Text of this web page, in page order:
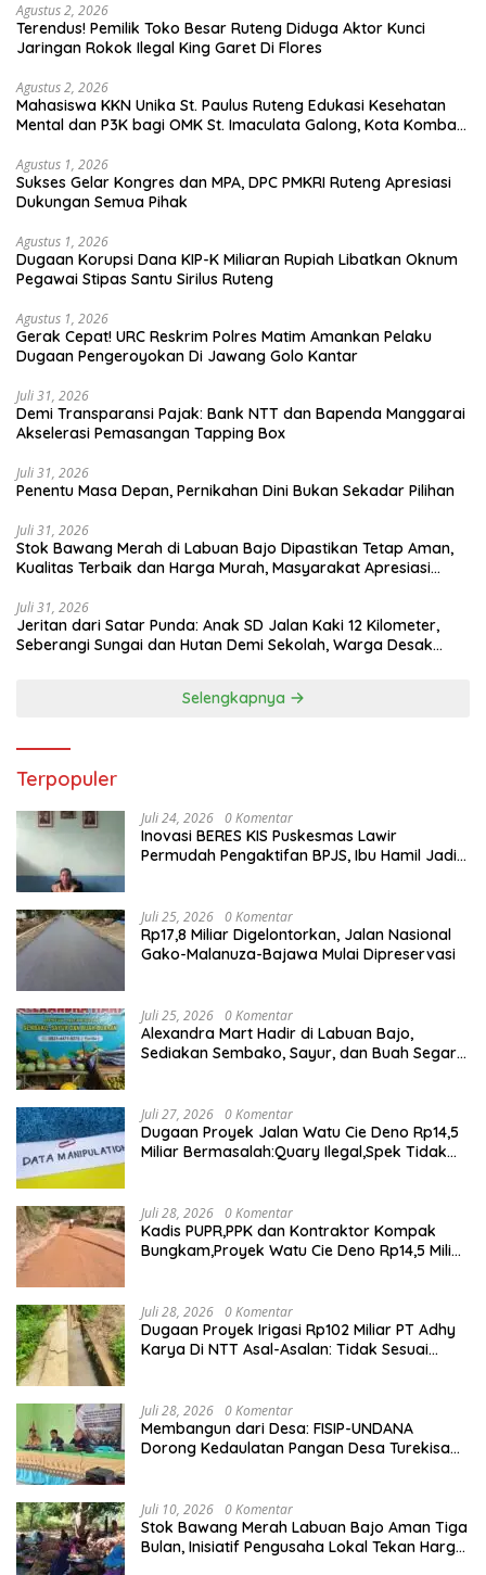
Agustus 2, 2026
Terendus! Pemilik Toko Besar Ruteng Diduga Aktor Kunci
Jaringan Rokok Ilegal King Garet Di Flores
Agustus 2, 2026
Mahasiswa KKN Unika St. Paulus Ruteng Edukasi Kesehatan
Mental dan P3K bagi OMK St. Imaculata Galong, Kota Komba
Agustus 1, 2026
Sukses Gelar Kongres dan MPA, DPC PMKRI Ruteng Apresiasi
Dukungan Semua Pihak
Agustus 1, 2026
Dugaan Korupsi Dana KIP-K Miliaran Rupiah Libatkan Oknum
Pegawai Stipas Santu Sirilus Ruteng
Agustus 1, 2026
Gerak Cepat! URC Reskrim Polres Matim Amankan Pelaku
Dugaan Pengeroyokan Di Jawang Golo Kantar
Juli 31, 2026
​Demi Transparansi Pajak: Bank NTT dan Bapenda Manggarai
Akselerasi Pemasangan Tapping Box
Juli 31, 2026
Penentu Masa Depan, Pernikahan Dini Bukan Sekadar Pilihan
Juli 31, 2026
Stok Bawang Merah di Labuan Bajo Dipastikan Tetap Aman,
Kualitas Terbaik dan Harga Murah, Masyarakat Apresiasi
Juli 31, 2026
Jeritan dari Satar Punda: Anak SD Jalan Kaki 12 Kilometer,
Seberangi Sungai dan Hutan Demi Sekolah, Warga Desak
Selengkapnya
Terpopuler
Juli 24, 2026 0 Komentar
Inovasi BERES KIS Puskesmas Lawir
Permudah Pengaktifan BPJS, Ibu Hamil Jadi
Juli 25, 2026 0 Komentar
Rp17,8 Miliar Digelontorkan, Jalan Nasional
Gako-Malanuza-Bajawa Mulai Dipreservasi
Juli 25, 2026 0 Komentar
Alexandra Mart Hadir di Labuan Bajo,
Sediakan Sembako, Sayur, dan Buah Segar
Juli 27, 2026 0 Komentar
Dugaan Proyek Jalan Watu Cie Deno Rp14,5
Miliar Bermasalah:Quary Ilegal,Spek Tidak
Juli 28, 2026 0 Komentar
Kadis PUPR,PPK dan Kontraktor Kompak
Bungkam,Proyek Watu Cie Deno Rp14,5 Miliar
Juli 28, 2026 0 Komentar
Dugaan Proyek Irigasi Rp102 Miliar PT Adhy
Karya Di NTT Asal-Asalan: Tidak Sesuai
Juli 28, 2026 0 Komentar
Membangun dari Desa: FISIP-UNDANA
Dorong Kedaulatan Pangan Desa Turekisa
Juli 10, 2026 0 Komentar
Stok Bawang Merah Labuan Bajo Aman Tiga
Bulan, Inisiatif Pengusaha Lokal Tekan Harga